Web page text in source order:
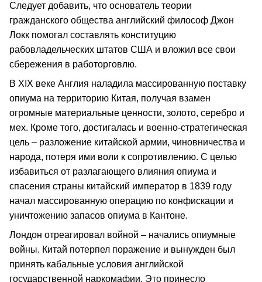
Следует добавить, что основатель теории
гражданского общества английский философ Джон
Локк помогал составлять конституцию
рабовладельческих штатов США и вложил все свои
сбережения в работорговлю.
В XIX веке Англия наладила массированную поставку
опиума на территорию Китая, получая взамен
огромные материальные ценности, золото, серебро и
мех. Кроме того, достигалась и военно-стратегическая
цель – разложение китайской армии, чиновничества и
народа, потеря ими воли к сопротивлению. С целью
избавиться от разлагающего влияния опиума и
спасения страны китайский император в 1839 году
начал массированную операцию по конфискации и
уничтожению запасов опиума в Кантоне.
Лондон отреагировал войной – начались опиумные
войны. Китай потерпел поражение и вынужден был
принять кабальные условия английской
государственной наркомафии. Это принесло